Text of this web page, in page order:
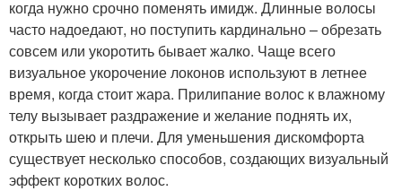
когда нужно срочно поменять имидж. Длинные волосы
часто надоедают, но поступить кардинально – обрезать
совсем или укоротить бывает жалко. Чаще всего
визуальное укорочение локонов используют в летнее
время, когда стоит жара. Прилипание волос к влажному
телу вызывает раздражение и желание поднять их,
открыть шею и плечи. Для уменьшения дискомфорта
существует несколько способов, создающих визуальный
эффект коротких волос.